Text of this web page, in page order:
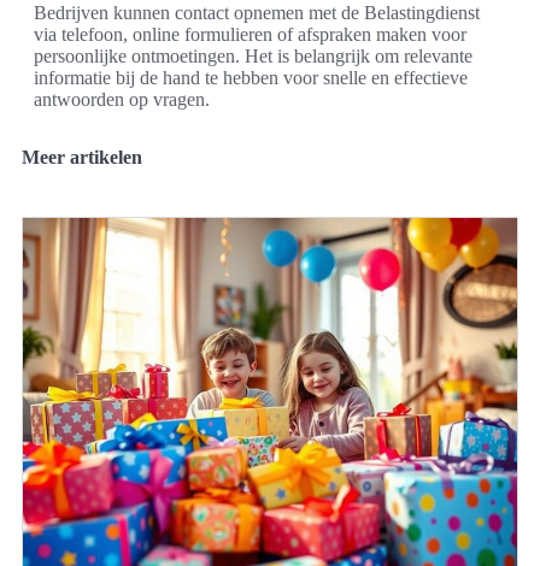
Bedrijven kunnen contact opnemen met de Belastingdienst
via telefoon, online formulieren of afspraken maken voor
persoonlijke ontmoetingen. Het is belangrijk om relevante
informatie bij de hand te hebben voor snelle en effectieve
antwoorden op vragen.
Meer artikelen